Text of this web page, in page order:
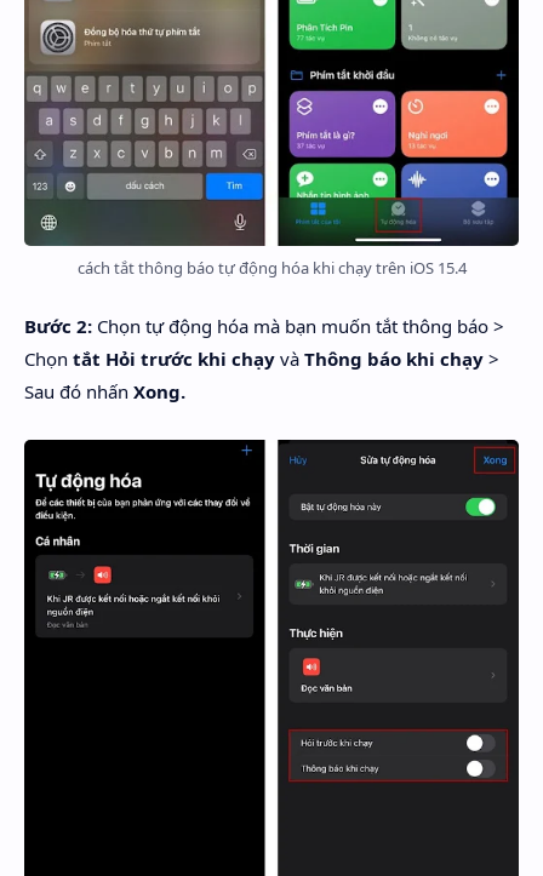
cách tắt thông báo tự động hóa khi chạy trên iOS 15.4
Bước 2: Chọn tự động hóa mà bạn muốn tắt thông báo >
Chọn tắt Hỏi trước khi chạy và Thông báo khi chạy >
Sau đó nhấn Xong.